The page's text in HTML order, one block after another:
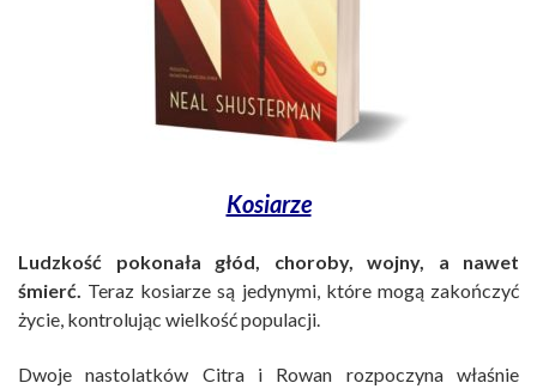
Kosiarze
Ludzkość pokonała głód, choroby, wojny, a nawet
śmierć. Teraz kosiarze są jedynymi, które mogą zakończyć
życie, kontrolując wielkość populacji.
Dwoje nastolatków Citra i Rowan rozpoczyna właśnie